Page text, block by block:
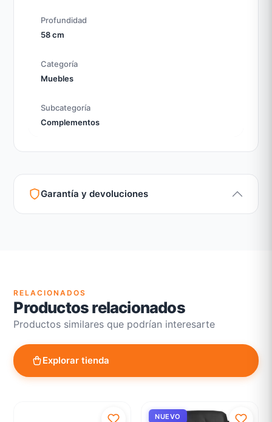
Profundidad
58 cm
Categoría
Muebles
Subcategoría
Complementos
Garantía y devoluciones
RELACIONADOS
Productos relacionados
Productos similares que podrían interesarte
Explorar tienda
NUEVO